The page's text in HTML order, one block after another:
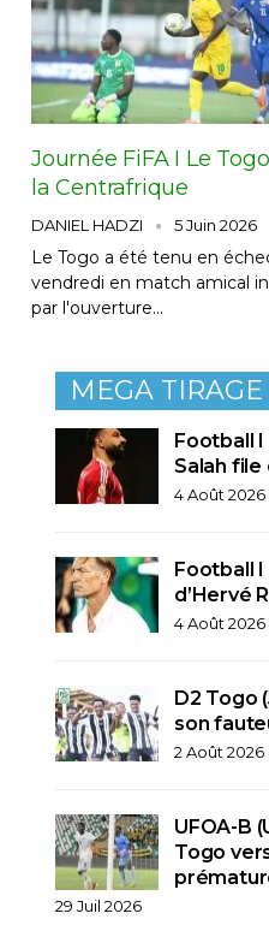
Journée FiFA I Le
la Centrafrique
DANIEL HADZI 5 Juin 2026
Le Togo a été tenu en
vendredi en match amical
par l'ouverture…
MEGA TIRAGE
Football
Salah file
4 Août 2026
Football I
d’Hervé
4 Août 2026
D2 Togo
son
2 Août 2026
UFOA-B
Togo
29 Juil 2026